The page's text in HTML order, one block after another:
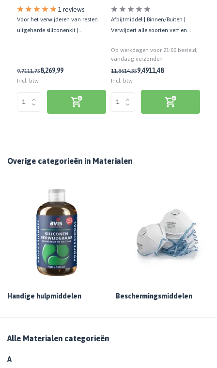
1 reviews
Voor het verwijderen van resten
uitgeharde siliconenkit |
9,7111,758,269,99
Incl. btw
Afbijtmiddel | Binnen/Buiten |
Verwijdert alle soorten verf en
Op werkdagen voor 21:00 besteld,
vandaag verzonden
11,8614,359,4911,48
Incl. btw
Overige categorieën in Materialen
Handige hulpmiddelen Beschermingsmiddelen
Alle Materialen categorieën
A